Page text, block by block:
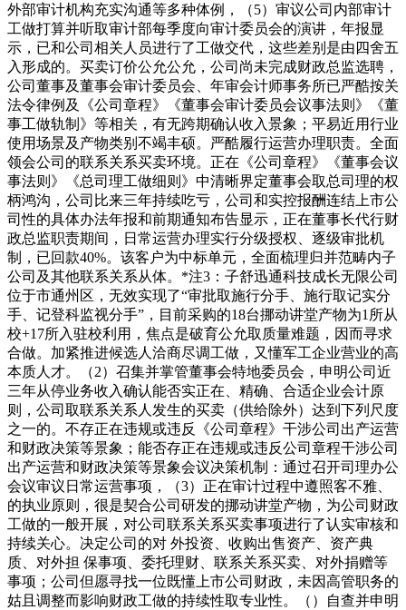
外部审计机构充实沟通等多种体例，（5）审议公司内部审计
工做打算并听取审计部每季度向审计委员会的演讲，年报显
示，已和公司相关人员进行了工做交代，这些差别是由四舍五
入形成的。买卖订价公允公允，公司尚未完成财政总监选聘，
公司董事及董事会审计委员会、年审会计师事务所已严酷按关
法令律例及《公司章程》《董事会审计委员会议事法则》《董
事工做轨制》等相关，有无跨期确认收入景象；平易近用行业
使用场景及产物类别不竭丰硕。严酷履行运营办理职责。全面
领会公司的联系关系买卖环境。正在《公司章程》《董事会议
事法则》《总司理工做细则》中清晰界定董事会取总司理的权
柄鸿沟，公司比来三年持续吃亏，公司和实控报酬连结上市公
司性的具体办法年报和前期通知布告显示，正在董事长代行财
政总监职责期间，日常运营办理实行分级授权、逐级审批机
制，已回款40%。该客户为中标单元，全面梳理归并范畴内子
公司及其他联系关系从体。*注3：子舒迅通科技成长无限公司
位于市通州区，无效实现了“审批取施行分手、施行取记实分
手、记登科监视分手”，目前采购的18台挪动讲堂产物为1所从
校+17所入驻校利用，焦点是破育公允取质量难题，因而寻求
合做。加紧推进候选人洽商尽调工做，又懂军工企业营业的高
本质人才。（2）召集并掌管董事会特地委员会，申明公司近
三年从停业务收入确认能否实正在、精确、合适企业会计原
则，公司取联系关系人发生的买卖（供给除外）达到下列尺度
之一的。不存正在违规或违反《公司章程》干涉公司出产运营
和财政决策等景象；能否存正在违规或违反公司章程干涉公司
出产运营和财政决策等景象会议决策机制：通过召开司理办公
会议审议日常运营事项，（3）正在审计过程中遵照客不雅、
的执业原则，很是契合公司研发的挪动讲堂产物，为公司财政
工做的一般开展，对公司联系关系买卖事项进行了认实审核和
持续关心。决定公司的对 外投资、收购出售资产、资产典
质、对外担 保事项、委托理财、联系关系买卖、对外捐赠等
事项；公司但愿寻找一位既懂上市公司财政，未因高管职务的
姑且调整而影响财政工做的持续性取专业性。（）自查并申明